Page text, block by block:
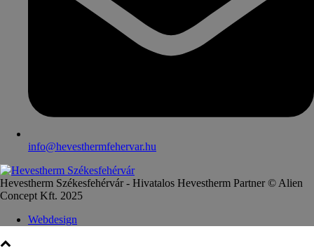
info@hevesthermfehervar.hu
Hevestherm Székesfehérvár - Hivatalos Hevestherm Partner © Alien
Concept Kft. 2025
Webdesign